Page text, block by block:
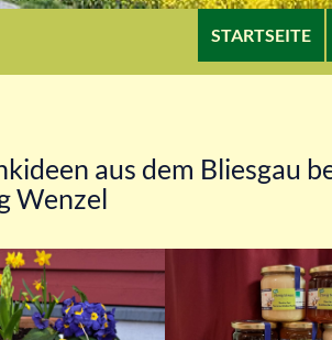
STARTSEITE
aus dem Bliesgau
Wenzel